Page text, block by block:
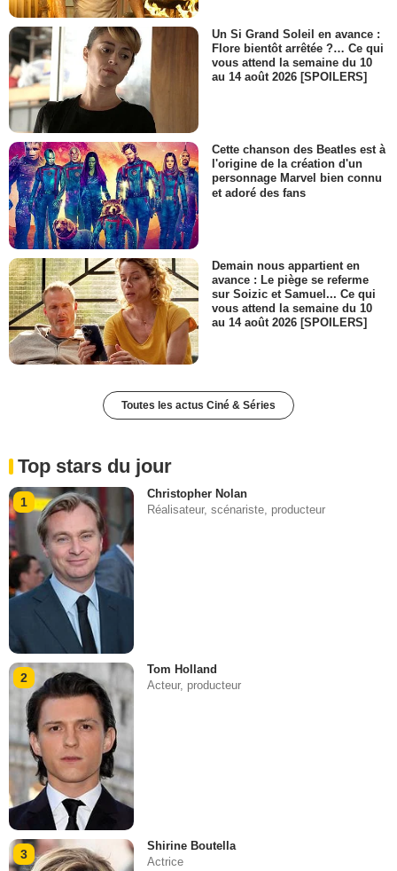
Un Si Grand Soleil en avance :
Flore bientôt arrêtée ?… Ce qui
vous attend la semaine du 10
au 14 août 2026 [SPOILERS]
Cette chanson des Beatles est à
l'origine de la création d'un
personnage Marvel bien connu
et adoré des fans
Demain nous appartient en
avance : Le piège se referme
sur Soizic et Samuel... Ce qui
vous attend la semaine du 10
au 14 août 2026 [SPOILERS]
Toutes les actus Ciné & Séries
Top stars du jour
1
Christopher Nolan
Réalisateur, scénariste, producteur
2
Tom Holland
Acteur, producteur
3
Shirine Boutella
Actrice